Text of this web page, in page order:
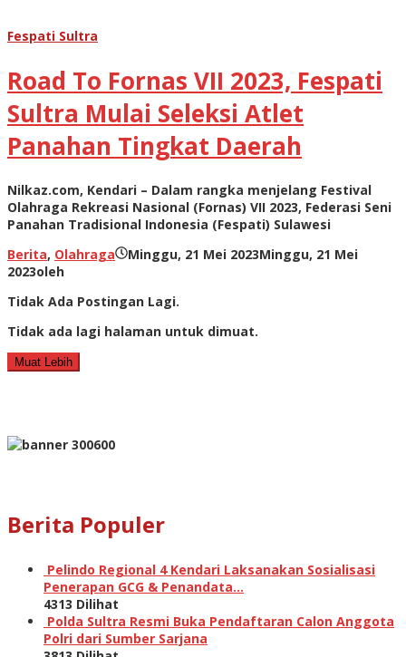
Fespati Sultra
Road To Fornas VII 2023, Fespati
Sultra Mulai Seleksi Atlet
Panahan Tingkat Daerah
Nilkaz.com, Kendari – Dalam rangka menjelang Festival
Olahraga Rekreasi Nasional (Fornas) VII 2023, Federasi Seni
Panahan Tradisional Indonesia (Fespati) Sulawesi
Berita, Olahraga Minggu, 21 Mei 2023Minggu, 21 Mei
2023oleh
Tidak Ada Postingan Lagi.
Tidak ada lagi halaman untuk dimuat.
Muat Lebih
Berita Populer
Pelindo Regional 4 Kendari Laksanakan Sosialisasi
Penerapan GCG & Penandata…
4313 Dilihat
Polda Sultra Resmi Buka Pendaftaran Calon Anggota
Polri dari Sumber Sarjana